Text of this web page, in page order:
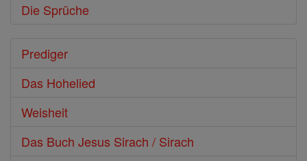
Die Sprüche
Prediger
Das Hohelied
Weisheit
Das Buch Jesus Sirach / Sirach